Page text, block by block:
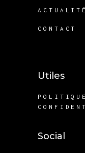
CONTACT
Utiles
Social